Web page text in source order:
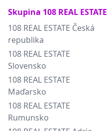
Skupina 108 REAL ESTATE
108 REAL ESTATE Česká
republika
108 REAL ESTATE
Slovensko
108 REAL ESTATE
Maďarsko
108 REAL ESTATE
Rumunsko